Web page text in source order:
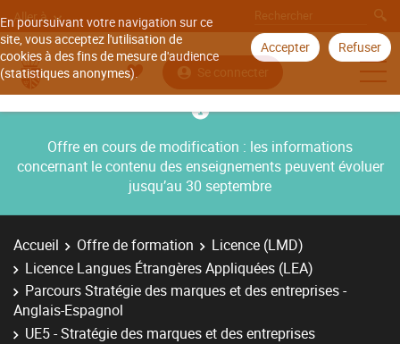
En poursuivant votre navigation sur ce
site, vous acceptez l'utilisation de
cookies à des fins de mesure d'audience
(statistiques anonymes).
Accepter Refuser
Aller à
Se connecter
Offre en cours de modification : les informations
concernant le contenu des enseignements peuvent évoluer
jusqu’au 30 septembre
Accueil Offre de formation
Licence (LMD)
Licence Langues Étrangères Appliquées (LEA)
Parcours Stratégie des marques et des entreprises -
Anglais-Espagnol
UE5 - Stratégie des marques et des entreprises